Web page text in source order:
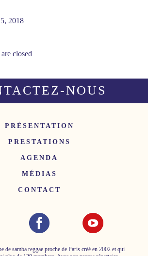
2018
closed
NOUS
PRÉSENTATION
PRESTATIONS
AGENDA
MÉDIAS
CONTACT
de samba reggae proche de Paris créé en 2002 et qui